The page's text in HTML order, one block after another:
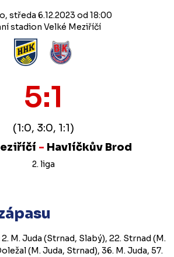
středa 6.12.2023 od 18:00
stadion Velké Meziříčí
5:1
(1:0, 3:0, 1:1)
- Havlíčkův Brod
2. liga
2. M. Juda (Strnad, Slabý), 22. Strnad (M.
(M. Juda, Strnad), 36. M. Juda, 57.